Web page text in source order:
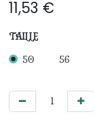
11,53 €
TAILLE
50 56